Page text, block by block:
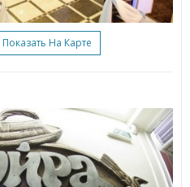
Показать На Карте